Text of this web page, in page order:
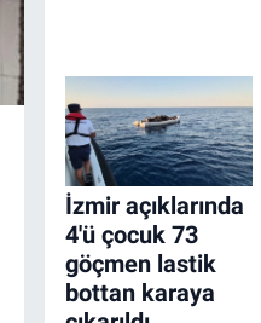
İzmir açıklarında
4'ü çocuk 73
göçmen lastik
bottan karaya